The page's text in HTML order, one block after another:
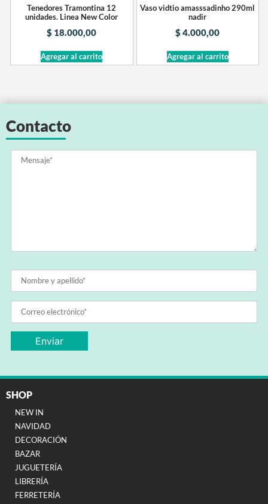
Tenedores Tramontina 12
unidades. Linea New Color
$ 18.000,00
Agregar al carrito
Vaso vidtio amasssadinho 290ml
nadir
$4.000,00
Agregar al carrito
Contacto
SHOP
NEW IN
NAVIDAD
DECORACIÓN
BAZAR
JUGUETERÍA
LIBRERÍA
FERRETERÍA